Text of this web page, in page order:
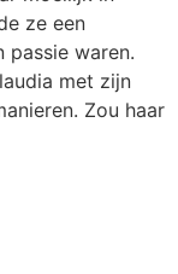
ze een
passie waren.
met zijn
Zou haar